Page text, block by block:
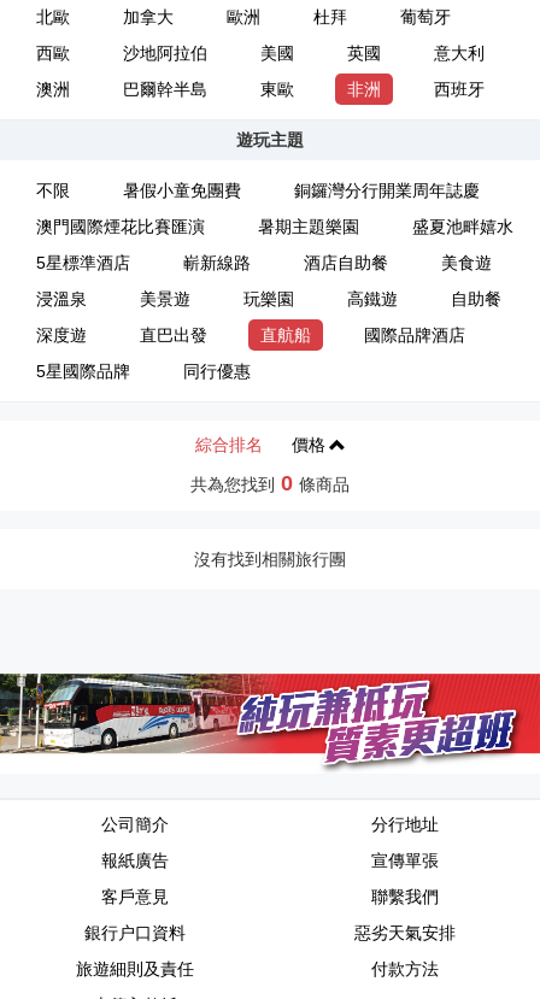
北歐
加拿大 歐洲 杜拜
葡萄牙
西歐
沙地阿拉伯 美國 英國
意大利
澳洲
巴爾幹半島 東歐 非洲 西班牙
遊玩主題
不限 暑假小童免團費
銅鑼灣分行開業周年誌慶
澳門國際煙花比賽匯演
暑期主題樂園
盛夏池畔嬉水
5星標準酒店
嶄新線路 酒店自助餐
美食遊
浸溫泉
美景遊 玩樂園 高鐵遊
自助餐
深度遊
直巴出發 直航船
國際品牌酒店
5星國際品牌
同行優惠
綜合排名 價格
共為您找到 0 條商品
沒有找到相關旅行團
公司簡介
分行地址
報紙廣告
宣傳單張
客戶意見
聯繫我們
銀行户口資料
惡劣天氣安排
旅遊細則及責任
付款方法